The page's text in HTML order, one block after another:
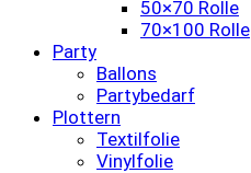
50×70 Rolle
70×100 Rolle
Party
Ballons
Partybedarf
Plottern
Textilfolie
Vinylfolie